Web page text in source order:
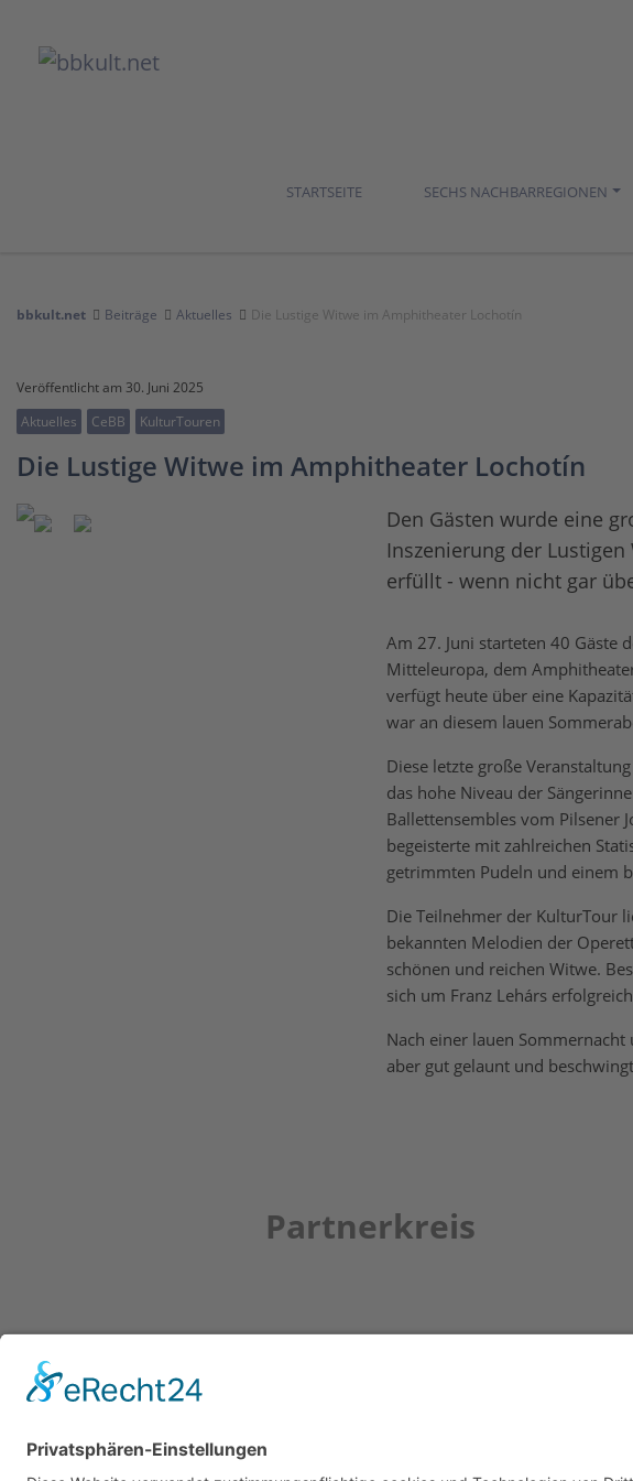
STARTSEITE SECHS NACHBARREGIONEN
bbkult.net Beiträge Aktuelles Die Lustige Witwe im Amphitheater Lochotín
Veröffentlicht am 30. Juni 2025
Aktuelles
CeBB KulturTouren
Die Lustige Witwe im Amphitheater Lochotín
Den Gästen wurde eine
Inszenierung der
erfüllt - wenn nicht gar
Am 27. Juni starteten 40 Gäste
Mitteleuropa, dem
verfügt heute über eine
war an diesem lauen
Diese letzte große
das hohe Niveau der
Ballettensembles vom Pilsener
begeisterte mit zahlreichen
getrimmten Pudeln und einem
Die Teilnehmer der KulturTour
bekannten Melodien der
schönen und reichen Witwe.
sich um Franz Lehárs
Nach einer lauen
aber gut gelaunt und
Partnerkreis
Newsletter